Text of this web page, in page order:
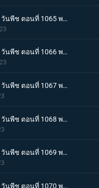
One piece วันพีช ตอนที่ 1065 พากย์ไทย พันธมิตรล่มสลาย ความมุ่งมั่นของยุคสมัยใหม่จงลุกโชน
One piece วันพีช ตอนที่ 1066 พากย์ไทย ตัวเอกมาแล้ว สุดยอดท่าจากคลื่นและแม่เหล็ก
One piece วันพีช ตอนที่ 1067 พากย์ไทย สู่ยุคสมัยใหม่ บทสรุปความมุ่งมั่นของพวกเด็กเหลือขอ
One piece วันพีช ตอนที่ 1068 พากย์ไทย เจ้าหญิงจันทราดังก้อง ฉากสุดท้ายของแคว้นวาโนะ
One piece วันพีช ตอนที่ 1069 พากย์ไทย ผู้ชนะมีเพียงหนึ่ง ลูฟี่ ปะทะ ไคโด
One piece วันพีช ตอนที่ 1070 พากย์ไทย ลูฟี่พ่ายแพ้ การเตรียมใจของผู้ที่เหลืออยู่